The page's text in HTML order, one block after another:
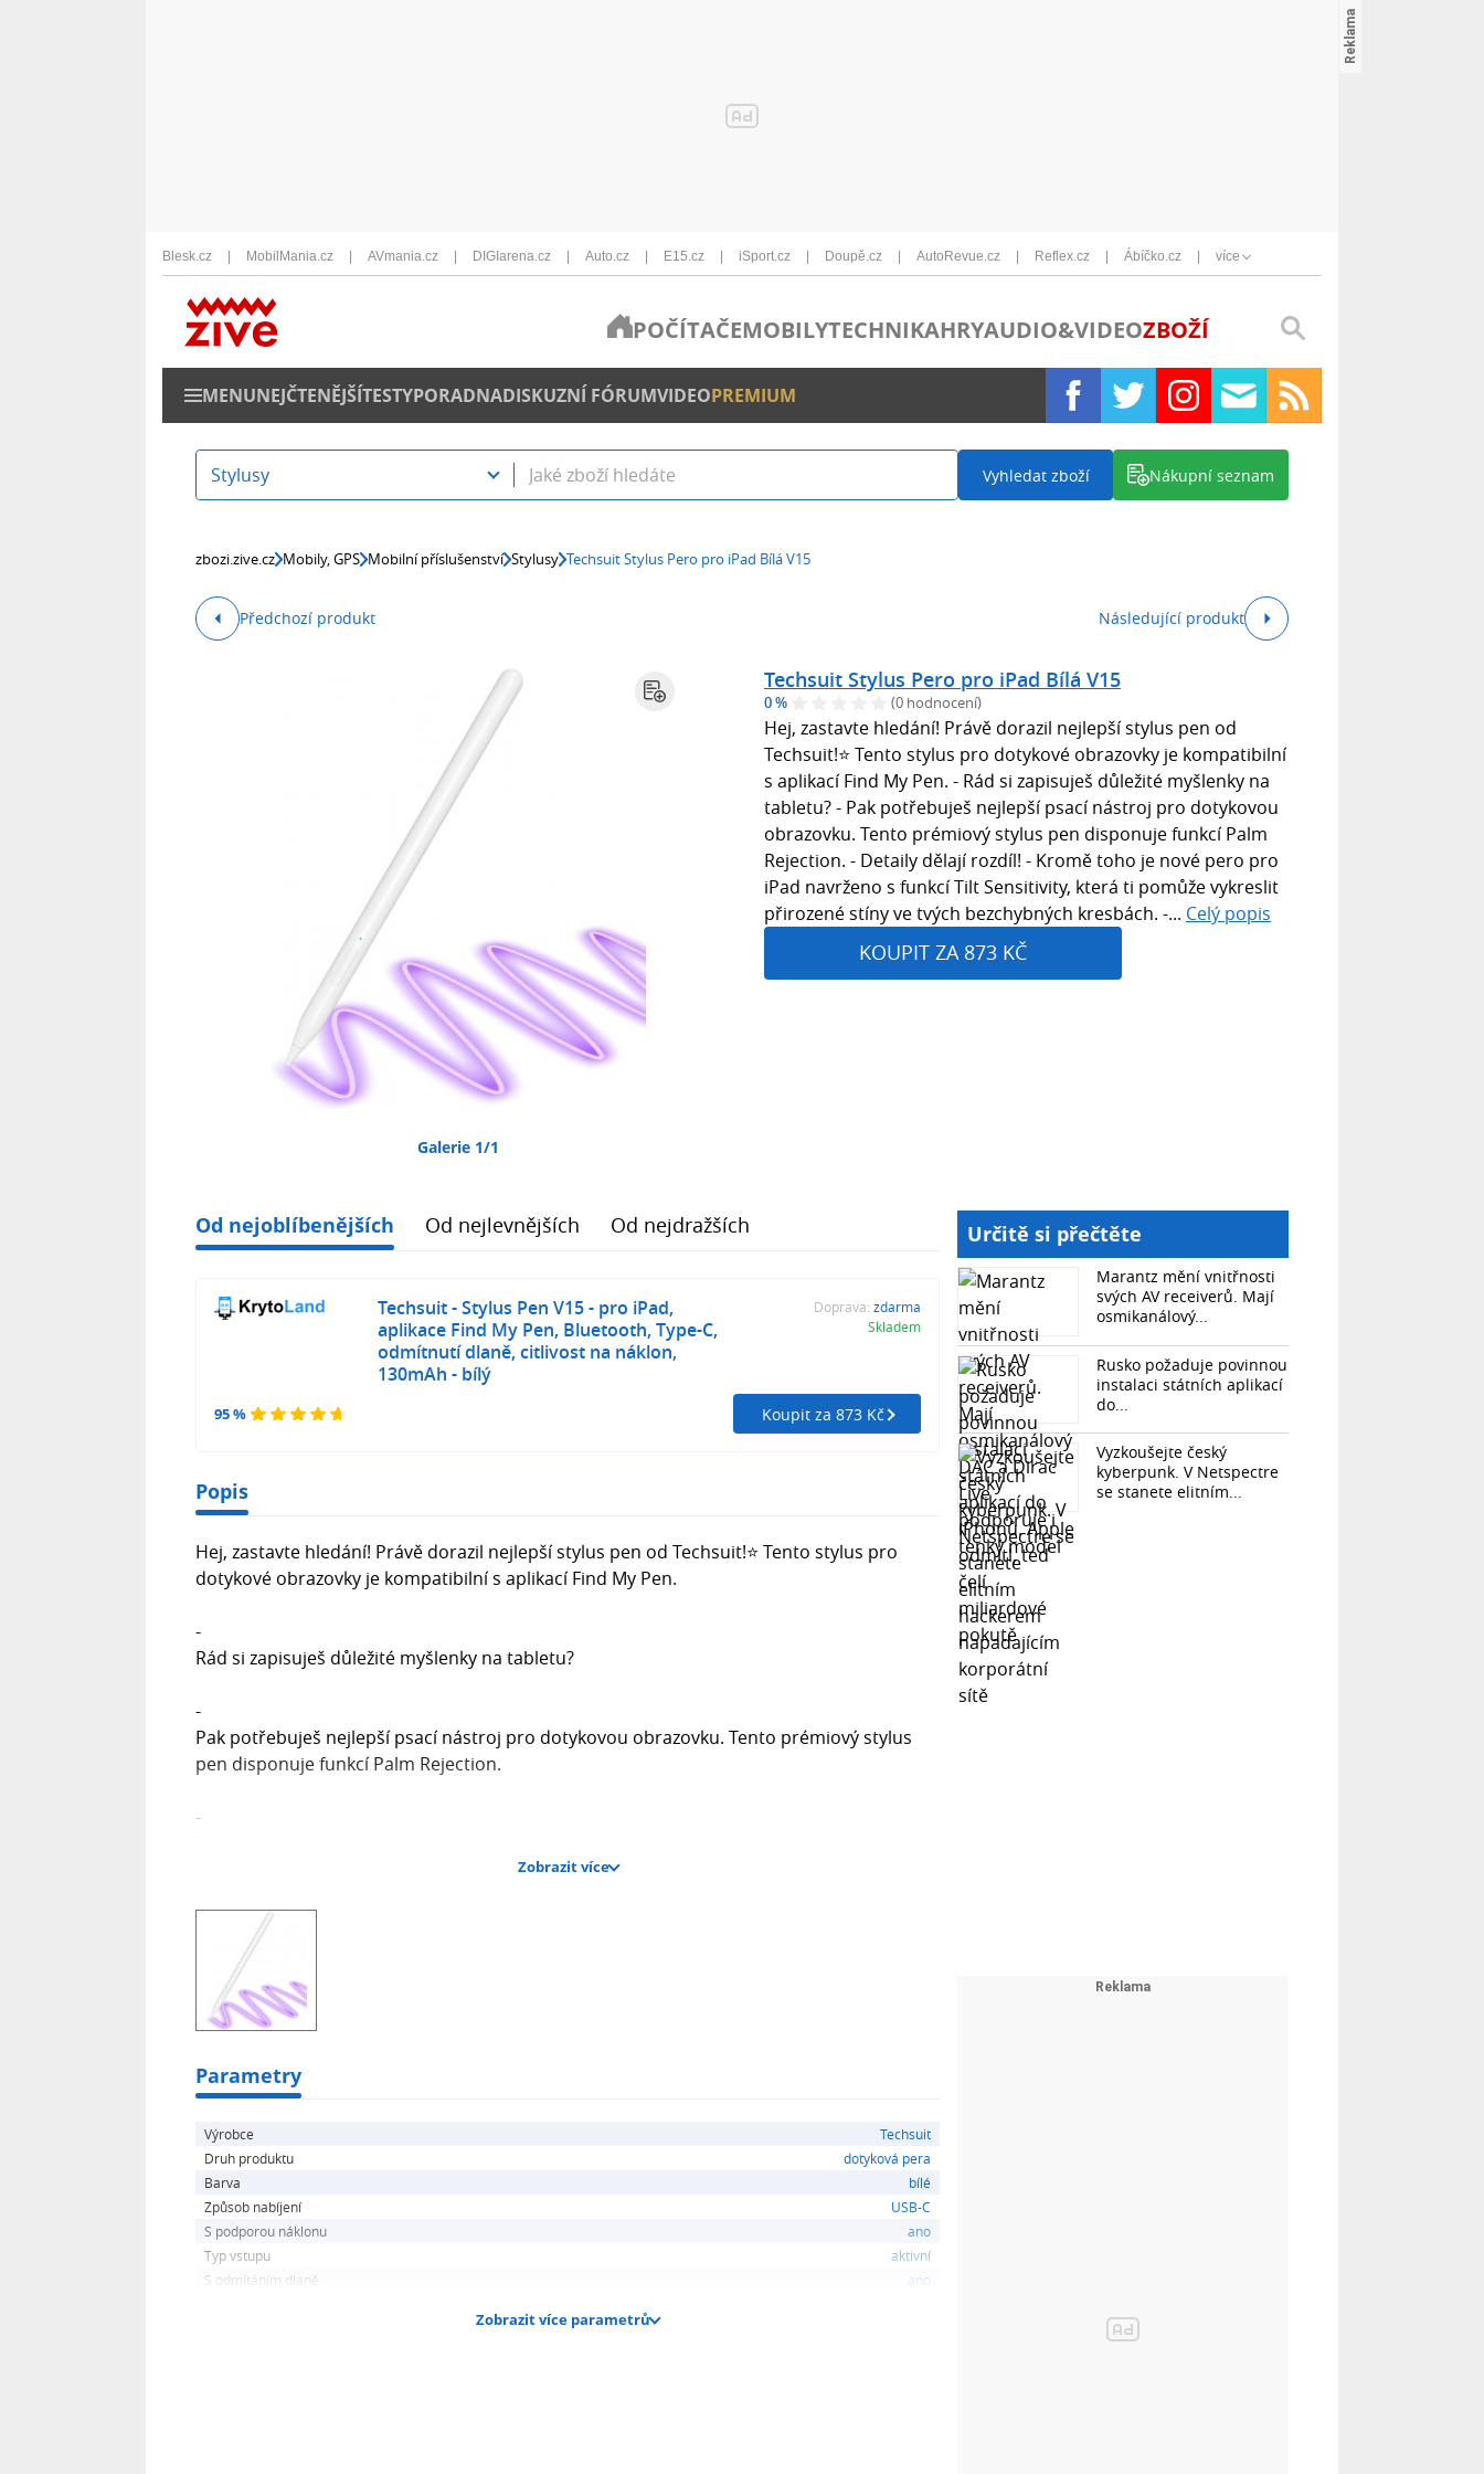
Blesk.cz MobilMania.cz AVmania.cz DIGIarena.cz Auto.cz E15.cz iSport.cz Doupě.cz AutoRevue.cz Reflex.cz Ábíčko.cz více
POČÍTAČEMOBILYTECHNIKAHRYAUDIO&VIDEOZBOŽÍ
MENUNEJČTENĚJŠÍTESTYPORADNADISKUZNÍ FÓRUMVIDEOPREMIUM
Stylusy Vyhledat zboží Nákupní seznam
zbozi.zive.cz Mobily, GPS Mobilní příslušenství Stylusy Techsuit Stylus Pero pro iPad Bílá V15
Předchozí produkt Následující produkt
Galerie 1/1
Techsuit Stylus Pero pro iPad Bílá V15
0 % (0 hodnocení)
Hej, zastavte hledání! Právě dorazil nejlepší stylus pen od
Techsuit!⭐ Tento stylus pro dotykové obrazovky je kompatibilní
s aplikací Find My Pen. - Rád si zapisuješ důležité myšlenky na
tabletu? - Pak potřebuješ nejlepší psací nástroj pro dotykovou
obrazovku. Tento prémiový stylus pen disponuje funkcí Palm
Rejection. - Detaily dělají rozdíl! - Kromě toho je nové pero pro
iPad navrženo s funkcí Tilt Sensitivity, která ti pomůže vykreslit
přirozené stíny ve tvých bezchybných kresbách. -... Celý popis
KOUPIT ZA 873 KČ
Od nejoblíbenějších Od nejlevnějších Od nejdražších
95 %
Techsuit - Stylus Pen V15 - pro iPad,
aplikace Find My Pen, Bluetooth, Type-C,
odmítnutí dlaně, citlivost na náklon,
130mAh - bílý
Doprava: zdarma
Skladem
Koupit za 873 Kč
Popis
Hej, zastavte hledání! Právě dorazil nejlepší stylus pen od Techsuit!⭐ Tento stylus pro
dotykové obrazovky je kompatibilní s aplikací Find My Pen.
-
Rád si zapisuješ důležité myšlenky na tabletu?
-
Pak potřebuješ nejlepší psací nástroj pro dotykovou obrazovku. Tento prémiový stylus
pen disponuje funkcí Palm Rejection.
-
Kromě toho je nové pero pro iPad navrženo s funkcí Tilt Sensitivity, která ti pomůže
vykreslit přirozené stíny ve tvých bezchybných kresbách.
Specifikace:
-
Konektor: Type-C,
Kapacita baterie: 130mAh,
Zobrazit více
Parametry
Výrobce
Techsuit
Druh produktu
dotyková pera
Barva
bílé
Způsob nabíjení
USB-C
S podporou náklonu
ano
Typ vstupu
aktivní
S odmítáním dlaně
ano
Zobrazit více parametrů
Určitě si přečtěte
Marantz mění vnitřnosti
svých AV receiverů. Mají
osmikanálový...
Rusko požaduje povinnou
instalaci státních aplikací
do...
Vyzkoušejte český
kyberpunk. V Netspectre
se stanete elitním...